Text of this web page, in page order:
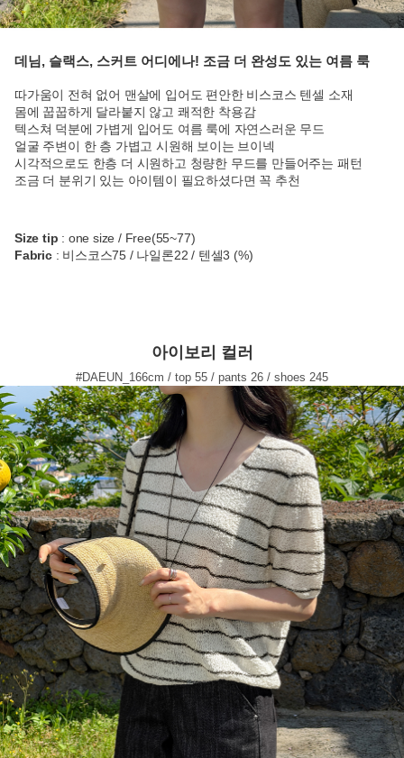
데님, 슬랙스, 스커트 어디에나! 조금 더 완성도 있는 여름 룩
따가움이 전혀 없어 맨살에 입어도 편안한 비스코스 텐셀 소재
몸에 꿉꿉하게 달라붙지 않고 쾌적한 착용감
텍스쳐 덕분에 가볍게 입어도 여름 룩에 자연스러운 무드
얼굴 주변이 한 층 가볍고 시원해 보이는 브이넥
시각적으로도 한층 더 시원하고 청량한 무드를 만들어주는 패턴
조금 더 분위기 있는 아이템이 필요하셨다면 꼭 추천
Size tip : one size / Free(55~77)
Fabric: 비스코스75 / 나일론22 / 텐셀3 (%)
아이보리 컬러
#DAEUN_166cm / top 55 / pants 26 / shoes 245